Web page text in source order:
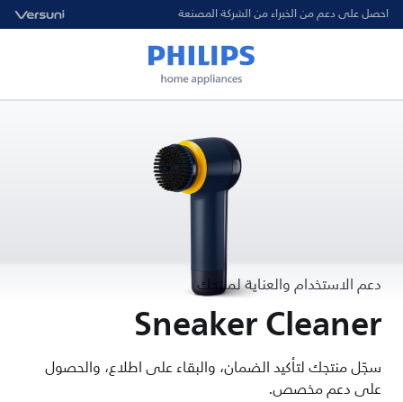
احصل على دعم من الخبراء من الشركة المصنعة
دعم الاستخدام والعناية لمنتجك
Sneaker Cleaner
سجّل منتجك لتأكيد الضمان، والبقاء على اطلاع، والحصول
على دعم مخصص.